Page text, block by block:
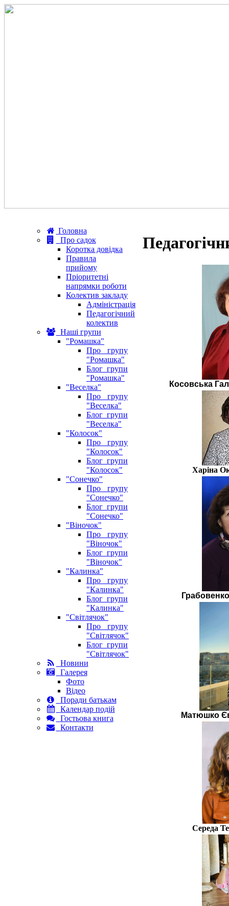
Головна
Про садок
Коротка довідка
Правила
прийому
Пріоритетні
напрямки роботи
Колектив закладу
Адміністрація
Педагогічний
колектив
Наші групи
"Ромашка"
Про групу
"Ромашка"
Блог групи
"Ромашка"
"Веселка"
Про групу
"Веселка"
Блог групи
"Веселка"
"Колосок"
Про групу
"Колосок"
Блог групи
"Колосок"
"Сонечко"
Про групу
"Сонечко"
Блог групи
"Сонечко"
"Віночок"
Про групу
"Віночок"
Блог групи
"Віночок"
"Калинка"
Про групу
"Калинка"
Блог групи
"Калинка"
"Світлячок"
Про групу
"Світлячок"
Блог групи
"Світлячок"
Новини
Галерея
Фото
Відео
Поради батькам
Календар подій
Гостьова книга
Контакти
Косовська
Харіна
Матюшко
Середа